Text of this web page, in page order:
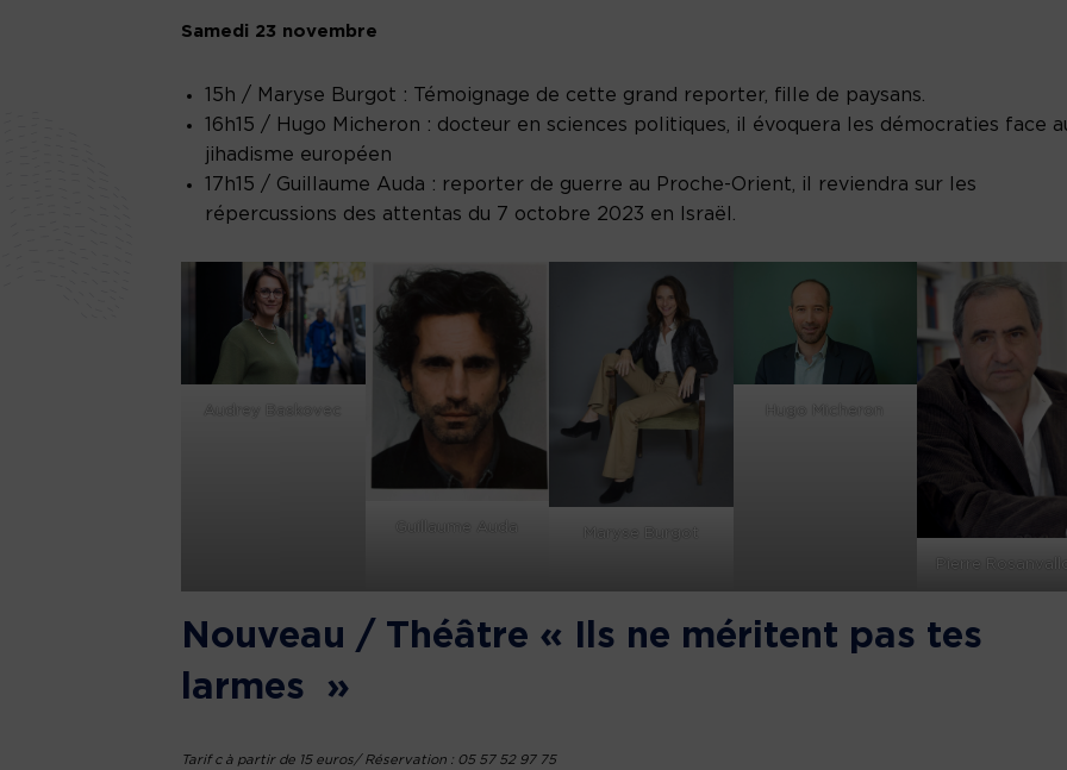
Samedi 23 novembre
15h / Maryse Burgot : Témoignage de cette grand reporter, fille de paysans.
16h15 / Hugo Micheron : docteur en sciences politiques, il évoquera les démocraties face
jihadisme européen
17h15 / Guillaume Auda : reporter de guerre au Proche-Orient, il reviendra sur les
répercussions des attentas du 7 octobre 2023 en Israël.
Audrey Baskovec
Guillaume Auda Maryse Burgot
Hugo Micheron
Pierre
Nouveau / Théâtre « Ils ne méritent pas tes
larmes »
Tarif c à partir de 15 euros/ Réservation : 05 57 52 97 75